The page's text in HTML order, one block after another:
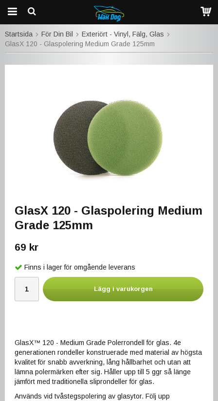
Startsida För Din Bil
Exteriört - Vinyl, Fälg, Glas
GlasX 120 - Glaspolering Medium Grade 125mm
GlasX 120 - Glaspolering Medium
Grade 125mm
69 kr
Finns i lager för omgående leverans
Lägg i varukorgen
GlasX™ 120 - Medium Grade Polerrondell för glas. 4e
generationen rondeller konstruerade med material av högsta
kvalitet för snabb avverkning, lång hållbarhet och utan att
lämna polermärken efter sig. Håller upp till 5 ggr så länge
jämfört med traditionella sliprondeller för glas.
Används vid tvåstegspolering av glasytor. Följ upp